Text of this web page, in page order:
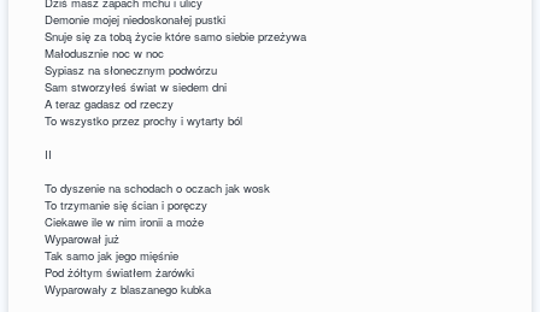
Demonie mojej niedoskonałej pustki
Snuje się za tobą życie które samo siebie przeżywa
Małodusznie noc w noc
Sypiasz na słonecznym podwórzu
Sam stworzyłeś świat w siedem dni
A teraz gadasz od rzeczy
To wszystko przez prochy i wytarty ból
II
To dyszenie na schodach o oczach jak wosk
To trzymanie się ścian i poręczy
Ciekawe ile w nim ironii a może
Wyparował już
Tak samo jak jego mięśnie
Pod żółtym światłem żarówki
Wyparowały z blaszanego kubka